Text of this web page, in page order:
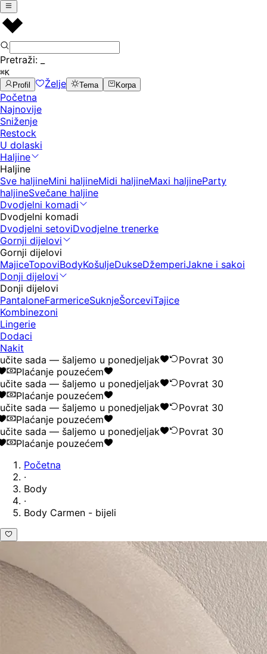
Pretraži:
⌘K
Profil
Želje Tema Korpa
Početna
Najnovije
Sniženje
Restock
U dolaski
Haljine
Haljine
Sve haljineMini haljineMidi haljineMaxi haljineParty
haljineSvečane haljine
Dvodjelni komadi
Dvodjelni komadi
Dvodjelni setoviDvodjelne trenerke
Gornji dijelovi
Gornji dijelovi
MajiceTopoviBodyKošuljeDukseDžemperiJakne i sakoi
Donji dijelovi
Donji dijelovi
PantaloneFarmericeSuknjeŠorceviTajice
Kombinezoni
Lingerie
Dodaci
Nakit
sada — šaljemo u ponedjeljak
Povrat 30
Plaćanje pouzećem
sada — šaljemo u ponedjeljak
Povrat 30
Plaćanje pouzećem
sada — šaljemo u ponedjeljak
Povrat 30
Plaćanje pouzećem
sada — šaljemo u ponedjeljak
Povrat 30
Plaćanje pouzećem
Početna
·
Body
·
Body Carmen - bijeli